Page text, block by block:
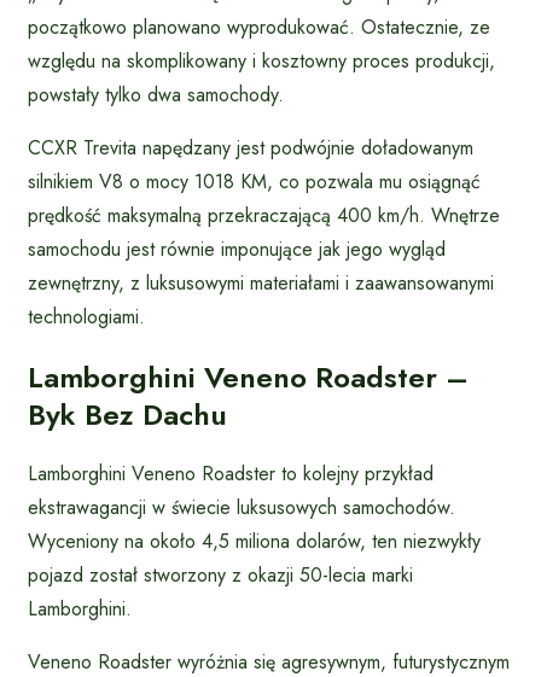
początkowo planowano wyprodukować. Ostatecznie, ze
względu na skomplikowany i kosztowny proces produkcji,
powstały tylko dwa samochody.
CCXR Trevita napędzany jest podwójnie doładowanym
silnikiem V8 o mocy 1018 KM, co pozwala mu osiągnąć
prędkość maksymalną przekraczającą 400 km/h. Wnętrze
samochodu jest równie imponujące jak jego wygląd
zewnętrzny, z luksusowymi materiałami i zaawansowanymi
technologiami.
Lamborghini Veneno Roadster –
Byk Bez Dachu
Lamborghini Veneno Roadster to kolejny przykład
ekstrawagancji w świecie luksusowych samochodów.
Wyceniony na około 4,5 miliona dolarów, ten niezwykły
pojazd został stworzony z okazji 50-lecia marki
Lamborghini.
Veneno Roadster wyróżnia się agresywnym, futurystycznym